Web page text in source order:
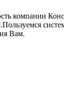
компании
Вам.